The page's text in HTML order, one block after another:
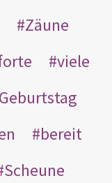
Zäune
viele
Geburtstag
bereit
Scheune